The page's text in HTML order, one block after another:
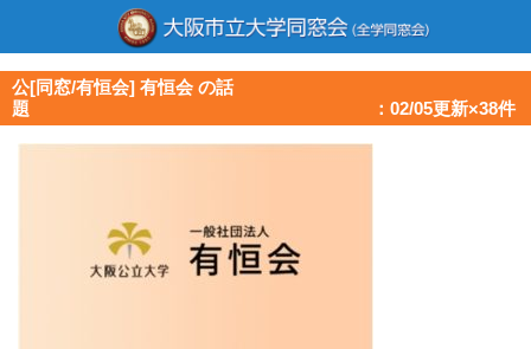
公[同窓/有恒会] 有恒会 の話
題 ：02/05更新×38件